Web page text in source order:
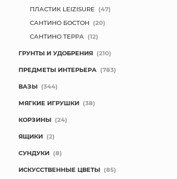
ПЛАСТИК LEIZISURE (47)
САНТИНО БОСТОН (20)
САНТИНО ТЕРРА (12)
ГРУНТЫ И УДОБРЕНИЯ (210)
ПРЕДМЕТЫ ИНТЕРЬЕРА (783)
ВАЗЫ (344)
МЯГКИЕ ИГРУШКИ (38)
КОРЗИНЫ (24)
ЯЩИКИ (2)
СУНДУКИ (8)
ИСКУССТВЕННЫЕ ЦВЕТЫ (85)